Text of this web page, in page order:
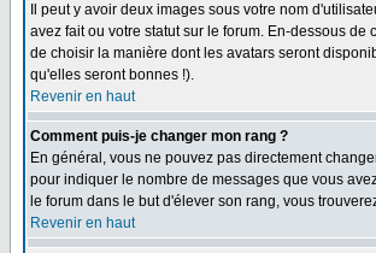
Il peut y avoir deux images sous votre nom
avez fait ou votre statut sur le forum. En-dessous
de choisir la manière dont les avatars seront
qu'elles seront bonnes !).
Revenir en haut
Comment puis-je changer mon rang ?
En général, vous ne pouvez pas directement
pour indiquer le nombre de messages que vous
le forum dans le but d'élever son rang, vous
Revenir en haut